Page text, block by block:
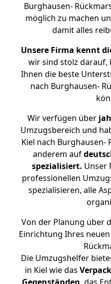
Burghausen-
möglich zu machen
damit alles
Unsere Firma kennt
wir sind stolz darauf,
Ihnen die beste
nach Burghausen-
Wir verfügen über
Umzugsbereich und
Kiel nach
anderem auf
spezialisiert. Unser
professionellen
spezialisieren, alle
Von der Planung über
Einrichtung Ihres
Die Umzugshelfer
in Kiel wie das